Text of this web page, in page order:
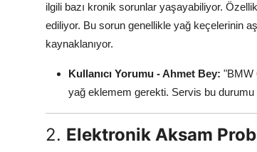
ilgili bazı kronik sorunlar yaşayabiliyor.
ediliyor. Bu sorun genellikle yağ keçelerinin
kaynaklanıyor.
Kullanıcı Yorumu - Ahmet Bey: "BMW
yağ eklemem gerekti. Servis bu durumu
2. Elektronik Aksam